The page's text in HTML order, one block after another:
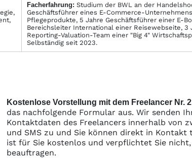
Facher­fahrung: Studium der BWL an der
Geschäftsführer eines E-Commerce-
Pflegeprodukte, 5 Jahre Geschäftsführer einer E-
Bereichsleiter International einer Reisewebseite, 3
Reporting-Valuation-Team einer "Big 4"
Selbständig seit 2023.
Kostenlose Vorstellung mit dem Freelancer Nr.
das nachfolgende Formular aus. Wir senden
Kontaktdaten des Freelancers innerhalb von
und SMS zu und Sie können direkt in Kontakt
ist für Sie kostenlos und verpflichtet Sie
beauftragen.